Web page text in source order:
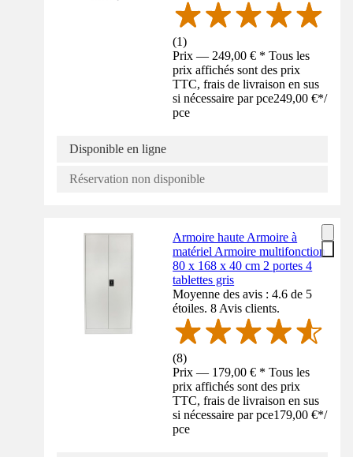
(1)
Prix — 249,00 € * Tous les
prix affichés sont des prix
TTC, frais de livraison en sus
si nécessaire par pce249,00 €*/
pce
Disponible en ligne
Réservation non disponible
Armoire haute Armoire à
matériel Armoire multifonction
80 x 168 x 40 cm 2 portes 4
tablettes gris
Moyenne des avis : 4.6 de 5
étoiles. 8 Avis clients.
(8)
Prix — 179,00 € * Tous les
prix affichés sont des prix
TTC, frais de livraison en sus
si nécessaire par pce179,00 €*/
pce